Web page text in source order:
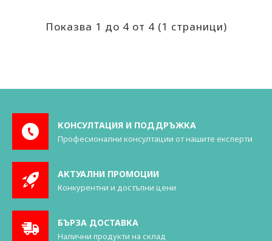
Показва 1 до 4 от 4 (1 страници)
КОНСУЛТАЦИЯ И ПОДДРЪЖКА
Професионални консултации от нашите експерти
АКТУАЛНИ ПРОМОЦИИ
Конкурентни и достъпни цени
БЪРЗА ДОСТАВКА
Налични продукти на склад